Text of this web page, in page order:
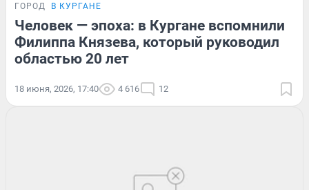
ГОРОД В КУРГАНЕ
Человек — эпоха: в Кургане вспомнили
Филиппа Князева, который руководил
областью 20 лет
18 июня, 2026, 17:40 4 616 12